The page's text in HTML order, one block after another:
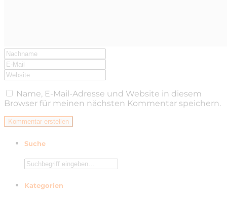
Name, E-Mail-Adresse und Website in diesem
Browser für meinen nächsten Kommentar speichern.
Suche
Kategorien